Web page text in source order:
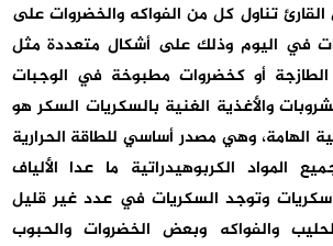
تناول كل من الفواكه والخضروات على
في اليوم وذلك على أشكال متعددة مثل
الطازجة أو كخضروات مطبوخة في الوجبات
والأغذية الغنية بالسكريات السكر هو
الهامة، وهي مصدر أساسي للطاقة الحرارية
المواد الكربوهيدراتية ما عدا الألياف
سكريات وتوجد السكريات في عدد غير قليل
والفواكه وبعض الخضروات والحبوب